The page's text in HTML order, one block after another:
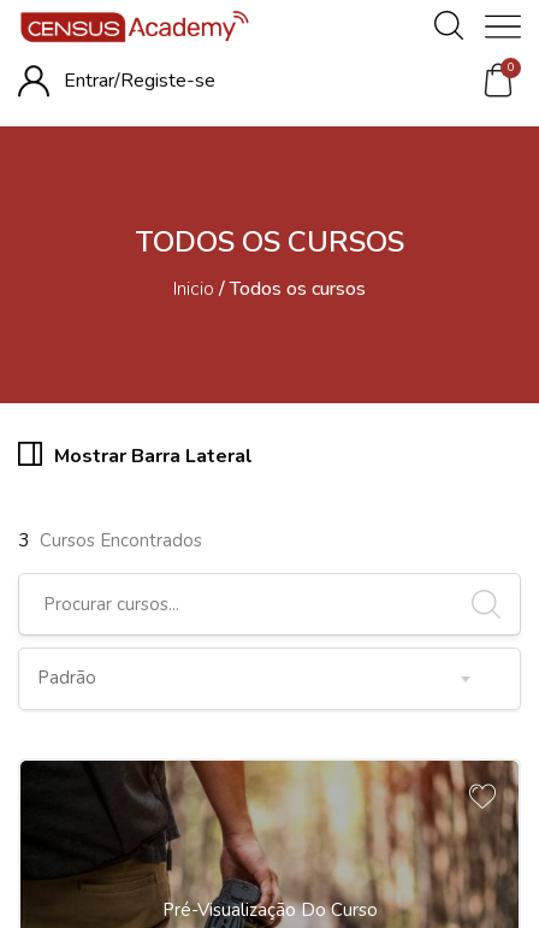
Entrar/Registe-se 0
TODOS OS CURSOS
Inicio /Todos os cursos
Mostrar Barra Lateral
3 Cursos Encontrados
Pré-Visualização Do Curso